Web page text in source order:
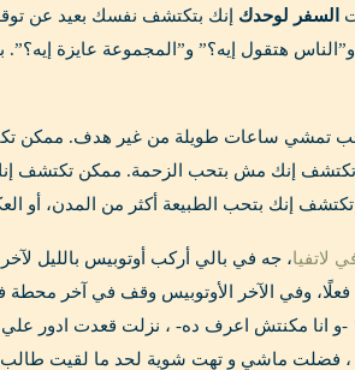
السفر لوحدك إنك بتكتشف نفسك بعيد عن
هتقول إيه؟” و”المجموعة عايزة إيه؟”.
تمشي ساعات طويلة من غير هدف. ممكن
إنك مش بتحب الزحمة. ممكن تكتشف
إنك بتحب الطبيعة أكثر من المدن، أو
لاتفيا، جه في بالي أركب أوتوبيس بالليل
فعلًا، وفي الآخر الأوتوبيس وقف في آخر
خلاص الساعة بقت ١٢ -و انا مكنتش اعرف ده- ، نزلت قعدت
، فضلت ماشي و تهت شوية لحد ما لقيت طالب